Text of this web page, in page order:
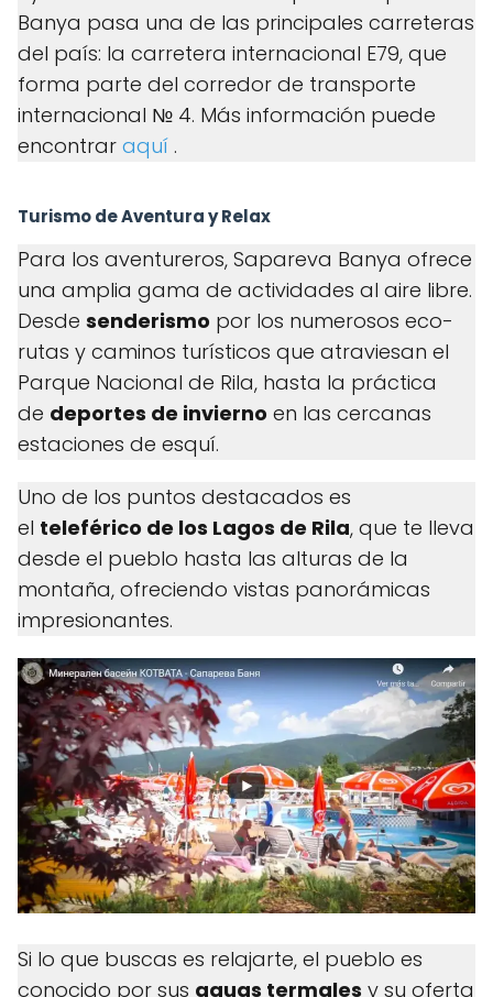
Banya pasa una de las principales carreteras
del país: la carretera internacional E79, que
forma parte del corredor de transporte
internacional № 4. Más información puede
encontrar aquí .
Turismo de Aventura y Relax
Para los aventureros, Sapareva Banya ofrece
una amplia gama de actividades al aire libre.
Desde senderismo por los numerosos eco-
rutas y caminos turísticos que atraviesan el
Parque Nacional de Rila, hasta la práctica
de deportes de invierno en las cercanas
estaciones de esquí.
Uno de los puntos destacados es
el teleférico de los Lagos de Rila, que te lleva
desde el pueblo hasta las alturas de la
montaña, ofreciendo vistas panorámicas
impresionantes.
Si lo que buscas es relajarte, el pueblo es
conocido por sus aguas termales y su oferta